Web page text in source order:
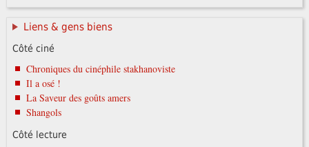
Liens & gens biens
Côté ciné
Chroniques du cinéphile stakhanoviste
Il a osé !
La Saveur des goûts amers
Shangols
Côté lecture